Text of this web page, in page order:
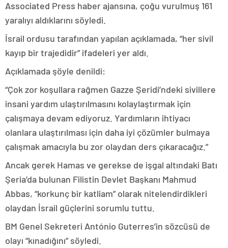
Associated Press haber ajansına, çoğu vurulmuş 161
yaralıyı aldıklarını söyledi.
İsrail ordusu tarafından yapılan açıklamada, “her sivil
kayıp bir trajedidir” ifadeleri yer aldı.
Açıklamada şöyle denildi:
“Çok zor koşullara rağmen Gazze Şeridi’ndeki sivillere
insani yardım ulaştırılmasını kolaylaştırmak için
çalışmaya devam ediyoruz. Yardımların ihtiyacı
olanlara ulaştırılması için daha iyi çözümler bulmaya
çalışmak amacıyla bu zor olaydan ders çıkaracağız.”
Ancak gerek Hamas ve gerekse de işgal altındaki Batı
Şeria’da bulunan Filistin Devlet Başkanı Mahmud
Abbas, “korkunç bir katliam” olarak nitelendirdikleri
olaydan İsrail güçlerini sorumlu tuttu.
BM Genel Sekreteri António Guterres’in sözcüsü de
olayı “kınadığını” söyledi.